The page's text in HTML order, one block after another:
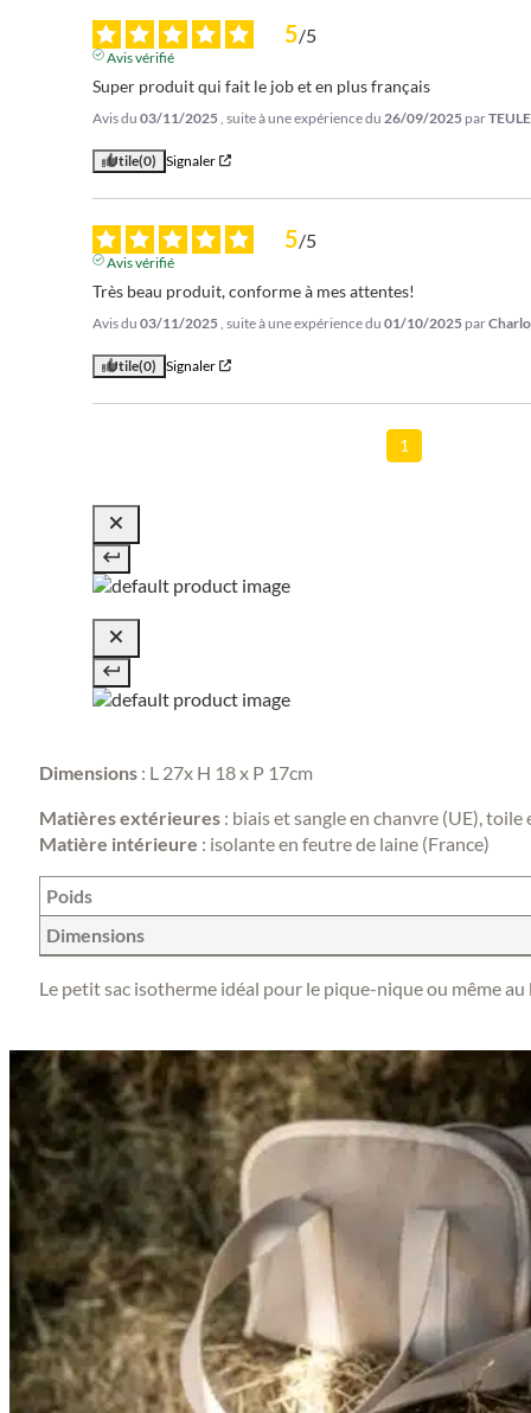
5/5
Avis vérifié
Super produit qui fait le job et en plus français
Avis du 03/11/2025 , suite à une expérience du 26/09/2025 par
Utile(0) Signaler
5/5
Avis vérifié
Très beau produit, conforme à mes attentes!
Avis du 03/11/2025 , suite à une expérience du 01/10/2025 par
Utile(0) Signaler
1
Dimensions: L 27x H 18 x P 17cm
Matières extérieures: biais et sangle en chanvre (UE), toile
Matière intérieure : isolante en feutre de laine (France)
Poids
Dimensions
Le petit sac isotherme idéal pour le pique-nique ou même au